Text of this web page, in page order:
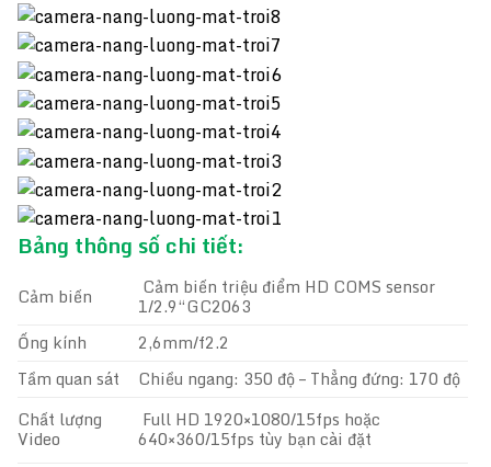
Bảng thông số chi tiết:
Cảm biến Cảm biến triệu điểm HD COMS sensor
1/2.9“GC2063
Ống kính
2,6mm/f2.2
Tầm quan sát
Chiều ngang: 350 độ – Thẳng đứng: 170 độ
Chất lượng
Video
Full HD 1920×1080/15fps hoặc
640×360/15fps tùy bạn cài đặt